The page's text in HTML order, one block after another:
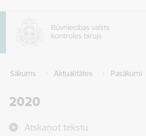
Sākums Aktualitātes Pasākumi
2020
Atskaņot tekstu